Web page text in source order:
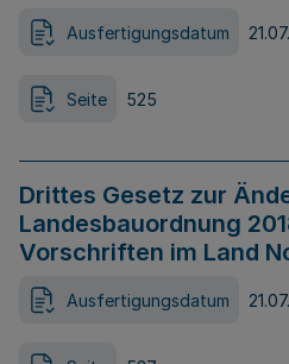
Ausfertigungsdatum
Seite 525
Drittes Gesetz zur
Landesbauordnung
Vorschriften im Land
Ausfertigungsdatum